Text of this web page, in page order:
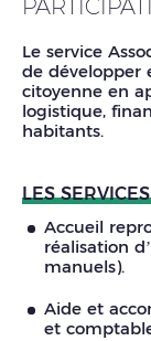
Le service
de développer
citoyenne en
logistique,
habitants.
LES
Accueil
réalisation
manuels).
Aide et
et